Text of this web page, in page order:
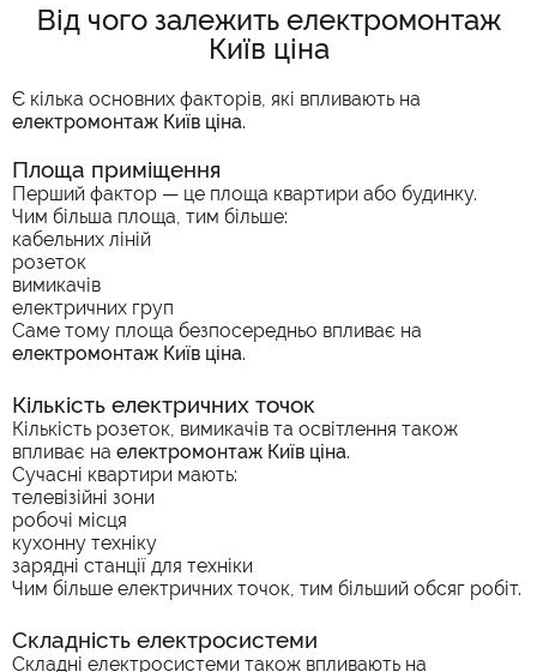
Від чого залежить електромонтаж
Київ ціна
Є кілька основних факторів, які впливають на
електромонтаж Київ ціна.
Площа приміщення
Перший фактор — це площа квартири або будинку.
Чим більша площа, тим більше:
кабельних ліній
розеток
вимикачів
електричних груп
Саме тому площа безпосередньо впливає на
електромонтаж Київ ціна.
Кількість електричних точок
Кількість розеток, вимикачів та освітлення також
впливає на електромонтаж Київ ціна.
Сучасні квартири мають:
телевізійні зони
робочі місця
кухонну техніку
зарядні станції для техніки
Чим більше електричних точок, тим більший обсяг робіт.
Складність електросистеми
Складні електросистеми також впливають на